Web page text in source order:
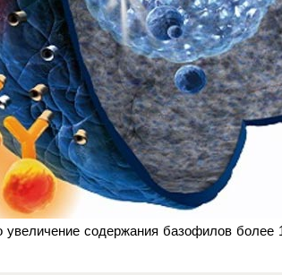
увеличение содержания базофилов